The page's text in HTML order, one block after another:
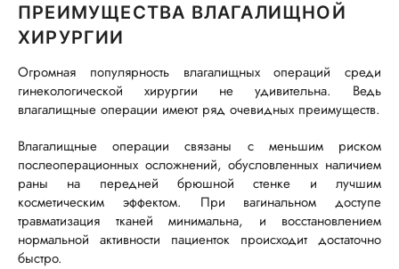
ПРЕИМУЩЕСТВА ВЛАГАЛИЩНОЙ
ХИРУРГИИ
Огромная популярность влагалищных операций среди
гинекологической хирургии не удивительна. Ведь
влагалищные операции имеют ряд очевидных преимуществ.
Влагалищные операции связаны с меньшим риском
послеоперационных осложнений, обусловленных наличием
раны на передней брюшной стенке и лучшим
косметическим эффектом. При вагинальном доступе
травматизация тканей минимальна, и восстановлением
нормальной активности пациенток происходит достаточно
быстро.